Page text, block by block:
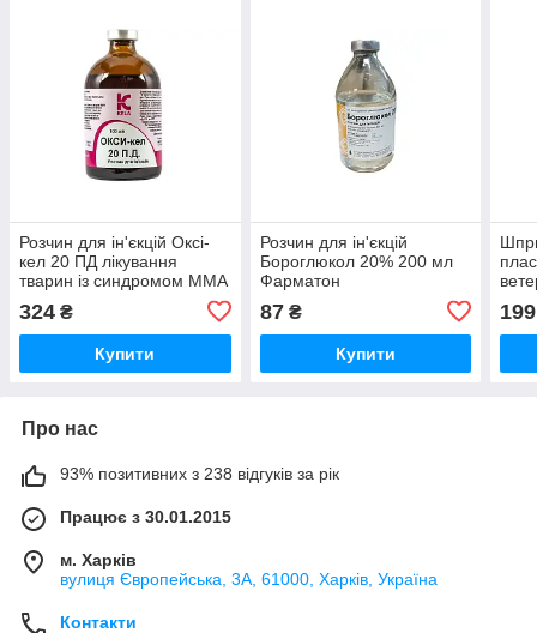
Розчин для ін'єкцій Оксі-
кел 20 ПД лікування
тварин із синдромом ММА
органів дихання 100 мл
Kela
324 ₴
Купити
Розчин для ін'єкцій
Бороглюкол 20% 200 мл
Фарматон
87₴
Купити
199
Про нас
93% позитивних з 238 відгуків за рік
Працює з 30.01.2015
м. Харків
вулиця Європейська, 3А, 61000, Харків, Україна
Контакти